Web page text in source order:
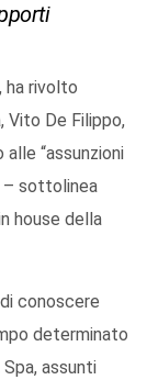
ha rivolto
Vito De Filippo,
“assunzioni
– sottolinea
house della
conoscere
determinato
assunti